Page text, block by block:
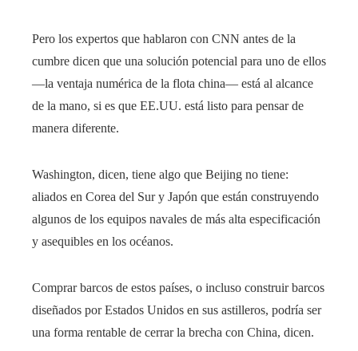
Pero los expertos que hablaron con CNN antes de la
cumbre dicen que una solución potencial para uno de ellos
—la ventaja numérica de la flota china— está al alcance
de la mano, si es que EE.UU. está listo para pensar de
manera diferente.
Washington, dicen, tiene algo que Beijing no tiene:
aliados en Corea del Sur y Japón que están construyendo
algunos de los equipos navales de más alta especificación
y asequibles en los océanos.
Comprar barcos de estos países, o incluso construir barcos
diseñados por Estados Unidos en sus astilleros, podría ser
una forma rentable de cerrar la brecha con China, dicen.